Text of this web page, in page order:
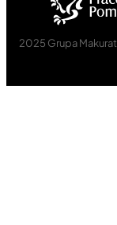
2025 Grupa Makurat